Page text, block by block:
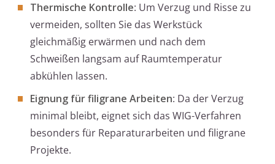
Thermische Kontrolle: Um Verzug und Risse zu
vermeiden, sollten Sie das Werkstück
gleichmäßig erwärmen und nach dem
Schweißen langsam auf Raumtemperatur
abkühlen lassen.
Eignung für filigrane Arbeiten: Da der Verzug
minimal bleibt, eignet sich das WIG-Verfahren
besonders für Reparaturarbeiten und filigrane
Projekte.